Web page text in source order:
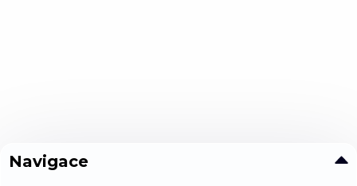
Navigace